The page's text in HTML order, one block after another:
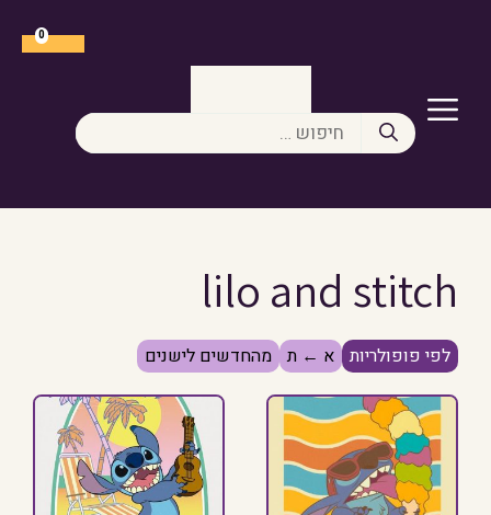
חיפוש:
0
תפריט
lilo and stitch
לפי פופולריות א ← ת מהחדשים לישנים